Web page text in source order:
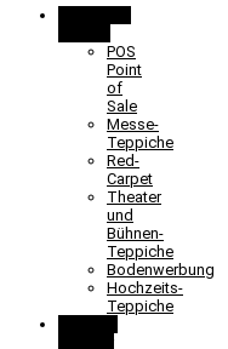
POS
Point
of
Sale
Messe-
Teppiche
Red-
Carpet
Theater
und
Bühnen-
Teppiche
Bodenwerbung
Hochzeits-
Teppiche